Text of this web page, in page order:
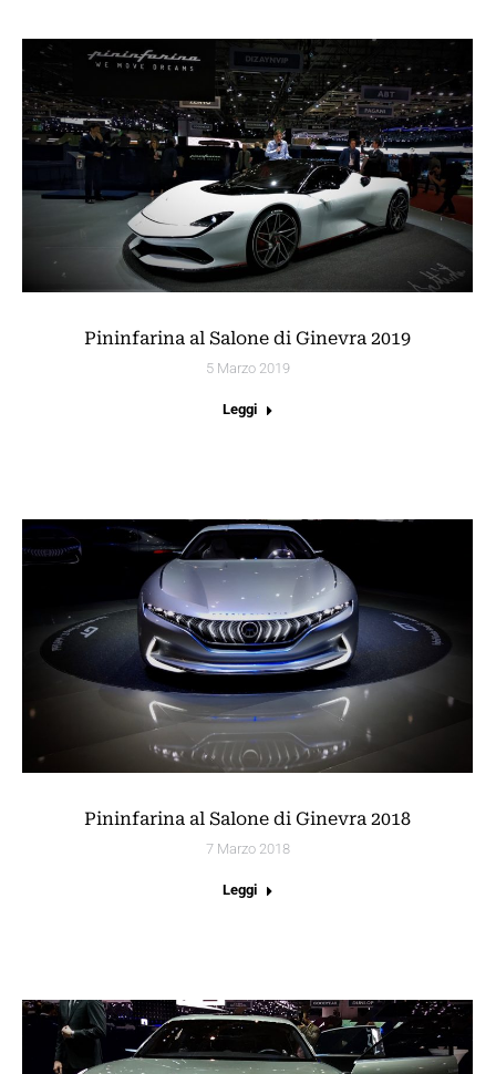
Pininfarina al Salone di Ginevra 2019
5 Marzo 2019
Leggi
Pininfarina al Salone di Ginevra 2018
7 Marzo 2018
Leggi